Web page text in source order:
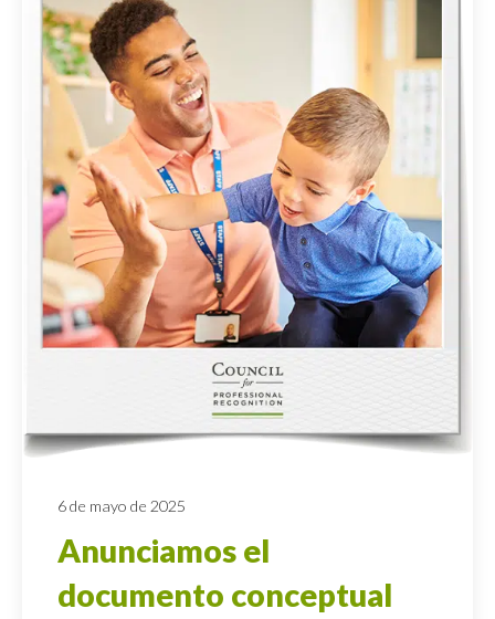
6 de mayo de 2025
Anunciamos el
documento conceptual